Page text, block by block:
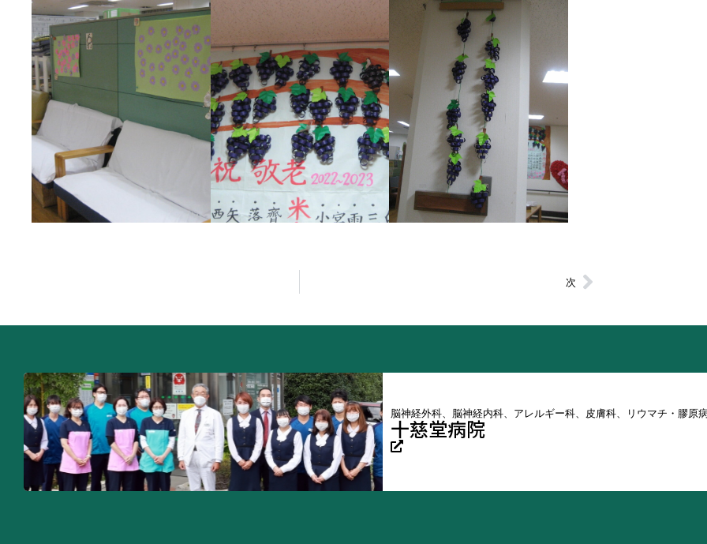
次
脳神経外科、脳神経内科、アレルギー科、皮膚科、リウマチ・膠原
十慈堂病院